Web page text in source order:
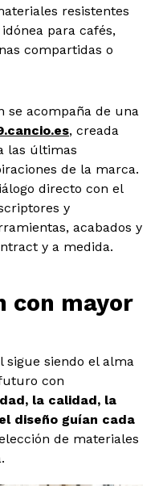
resistentes
para cafés,
compartidas o
se acompaña de una
, creada
las últimas
de la marca.
directo con el
y
acabados y
y a medida.
con mayor
sigue siendo el alma
con
la calidad, la
diseño guían cada
de materiales